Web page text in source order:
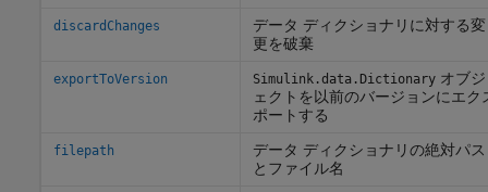
discardChanges
データ ディクショナリに対する変
更を破棄
exportToVersion Simulink.data.Dictionaryオブジ
ェクトを以前のバージョンにエク
ポートする
filepath
データ ディクショナリの絶対パス
とファイル名